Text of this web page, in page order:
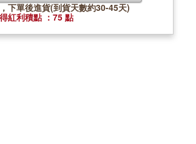
下單後進貨(到貨天數約30-45天)
紅利積點 ：75 點